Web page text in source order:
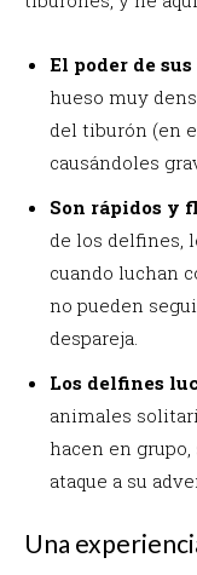
El poder de
hueso muy
del tiburón (en
causándoles
Son rápidos y
de los delfines,
cuando luchan
no pueden
despareja.
Los delfines
animales
hacen en
ataque a su
Una